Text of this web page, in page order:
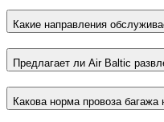
Какие направления
Предлагает ли Air Baltic
Какова норма провоза